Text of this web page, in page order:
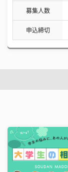
募集人数
申込締切